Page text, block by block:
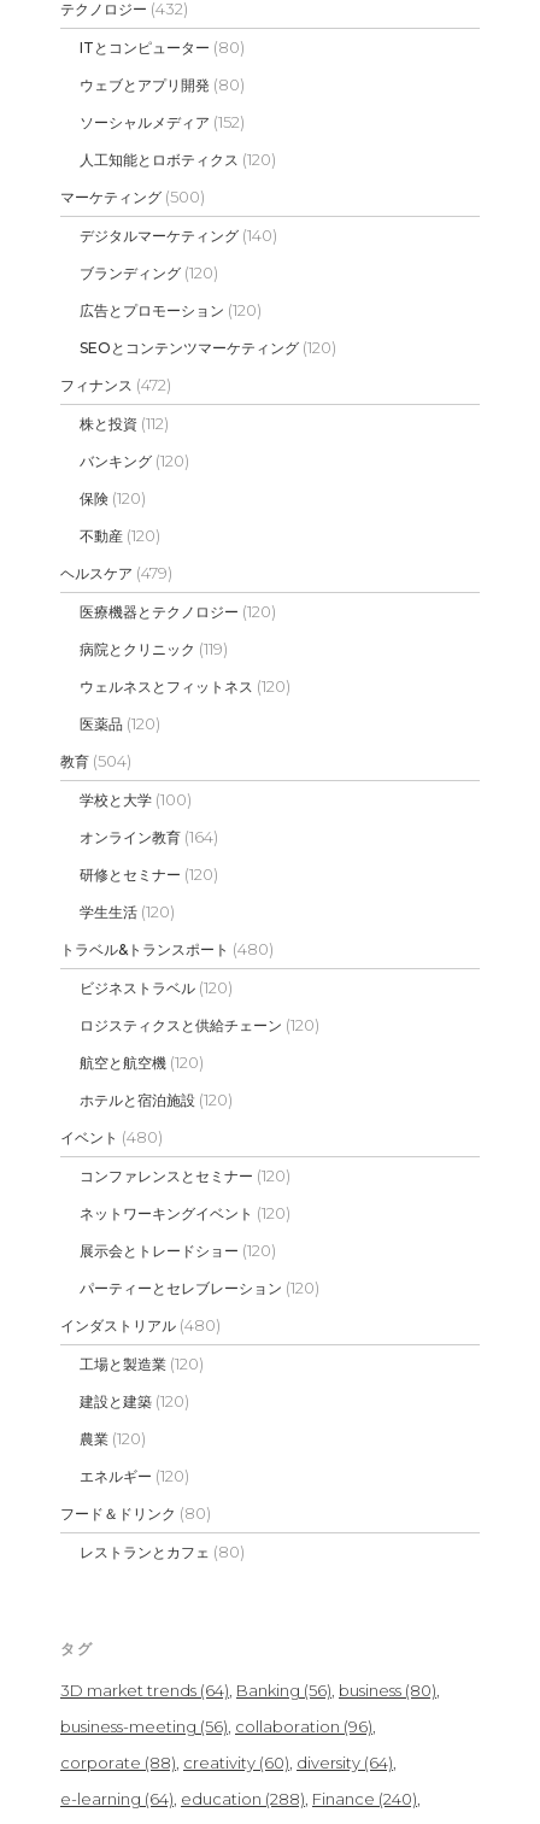
テクノロジー (432)
ITとコンピューター (80)
ウェブとアプリ開発 (80)
ソーシャルメディア (152)
人工知能とロボティクス (120)
マーケティング (500)
デジタルマーケティング (140)
ブランディング (120)
広告とプロモーション (120)
SEOとコンテンツマーケティング (120)
フィナンス (472)
株と投資 (112)
バンキング (120)
保険 (120)
不動産 (120)
ヘルスケア (479)
医療機器とテクノロジー (120)
病院とクリニック (119)
ウェルネスとフィットネス (120)
医薬品 (120)
教育 (504)
学校と大学 (100)
オンライン教育 (164)
研修とセミナー (120)
学生生活 (120)
トラベル&トランスポート (480)
ビジネストラベル (120)
ロジスティクスと供給チェーン (120)
航空と航空機 (120)
ホテルと宿泊施設 (120)
イベント (480)
コンファレンスとセミナー (120)
ネットワーキングイベント (120)
展示会とトレードショー (120)
パーティーとセレブレーション (120)
インダストリアル (480)
工場と製造業 (120)
建設と建築 (120)
農業 (120)
エネルギー (120)
フード＆ドリンク (80)
レストランとカフェ (80)
タグ
3D market trends (64) Banking (56) business (80)
business-meeting (56) collaboration (96)
corporate (88) creativity (60) diversity (64)
e-learning (64) education (288) Finance (240)